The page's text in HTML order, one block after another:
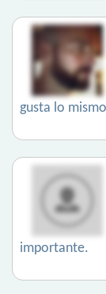
gusta lo
importante.